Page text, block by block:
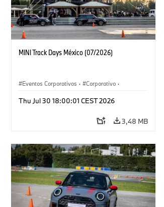
MINI Track Days México (07/2026)
Eventos Corporativos · Corporativo ·
Thu Jul 30 18:00:01 CEST 2026
3,48 MB